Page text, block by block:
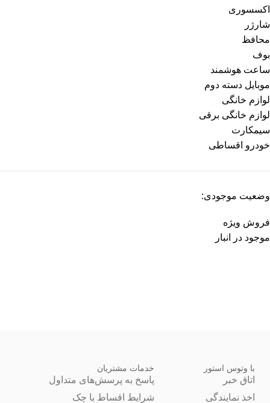
اکسسوری
شارژر
محافظ
بوف
ساعت هوشمند
موبایل دسته دوم
لوازم خانگی
لوازم خانگی برقی
سیمکارت
خودرو اقساطی
وضعیت موجودی:
فروش ویژه
موجود در انبار
با وتوس استور
اتاق خبر
اخذ نمایندگی
خدمات مشتریان
پاسخ به پرسش‌های متداول
شرایط اقساط با چک